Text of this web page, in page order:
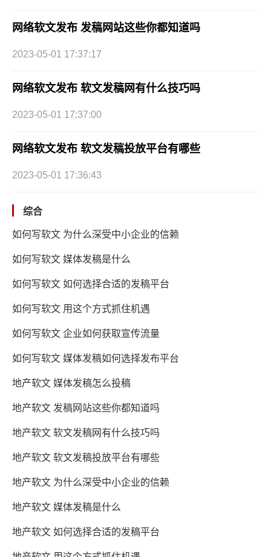
网络软文发布 发稿网站这些你都知道吗
2023-05-01 17:37:17
网络软文发布 软文发稿网有什么技巧吗
2023-05-01 17:37:00
网络软文发布 软文发稿投放平台有哪些
2023-05-01 17:36:43
综合
如何写软文 为什么深受中小企业的信赖
如何写软文 媒体发稿是什么
如何写软文 如何选择合适的发稿平台
如何写软文 用这个方式抓住机遇
如何写软文 企业如何获取宣传流量
如何写软文 媒体发稿如何选择发布平台
地产软文 媒体发稿怎么投稿
地产软文 发稿网站这些你都知道吗
地产软文 软文发稿网有什么技巧吗
地产软文 软文发稿投放平台有哪些
地产软文 为什么深受中小企业的信赖
地产软文 媒体发稿是什么
地产软文 如何选择合适的发稿平台